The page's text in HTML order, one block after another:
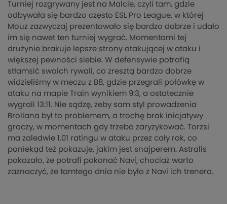
Turniej rozgrywany jest na Malcie, czyli tam, gdzie
odbywała się bardzo często ESL Pro League, w której
Mouz zazwyczaj prezentowało się bardzo dobrze i udało
im się nawet ten turniej wygrać. Momentami tej
drużynie brakuje lepsze strony atakującej w ataku i
większej pewności siebie. W defensywie potrafią
stłamsić swoich rywali, co zresztą bardzo dobrze
widzieliśmy w meczu z B8, gdzie przegrali połówkę w
ataku na mapie Train wynikiem 9:3, a ostatecznie
wygrali 13:11. Nie sądzę, żeby sam styl prowadzenia
Brollana był to problemem, a trochę brak inicjatywy
graczy, w momentach gdy trzeba zaryzykować. Torzsi
ma zaledwie 1.01 ratingu w ataku przez cały rok, co
poniekąd też pokazuje, jakim jest snajperem. Astralis
pokazało, że potrafi pokonać Navi, chociaż warto
zaznaczyć, że tamtego dnia nie było z Navi ich trenera.